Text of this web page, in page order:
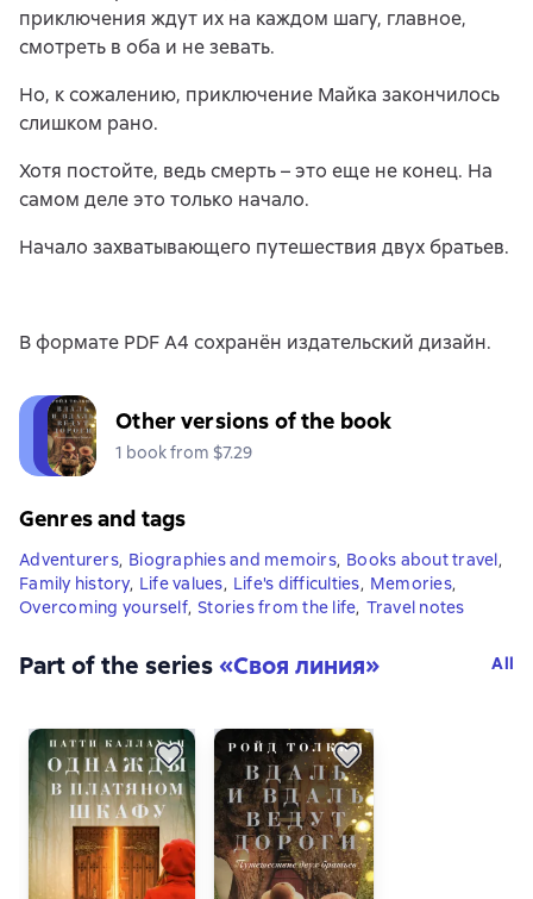
приключения ждут их на каждом шагу, главное,
смотреть в оба и не зевать.
Но, к сожалению, приключение Майка закончилось
слишком рано.
Хотя постойте, ведь смерть – это еще не конец. На
самом деле это только начало.
Начало захватывающего путешествия двух братьев.
В формате PDF A4 сохранён издательский дизайн.
Other versions of the book
1 book from $7.29
Genres and tags
Adventurers, Biographies and memoirs, Books about travel,
Family history, Life values, Life's difficulties, Memories,
Overcoming yourself, Stories from the life, Travel notes
Part of the series«Своя линия» All